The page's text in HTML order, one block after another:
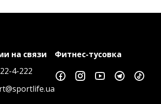
на связи
4-222
Фитнес-тусовка